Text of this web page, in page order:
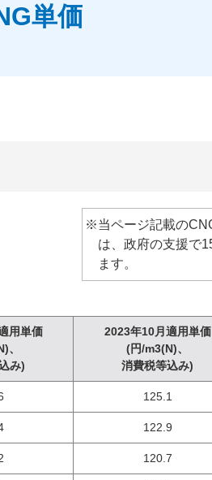
単価
※当ページ記載の
は、政府の支援で
ます。
用単価
、
み)
2023年10月適用単価
(円/m3(N)、
消費税等込み)
125.1
122.9
120.7